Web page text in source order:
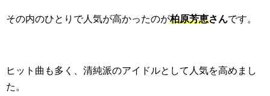
その内のひとりで人気が高かったのが柏原芳恵さんです。
ヒット曲も多く、清純派のアイドルとして人気を高めまし
た。